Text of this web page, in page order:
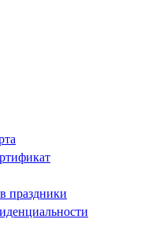
праздники